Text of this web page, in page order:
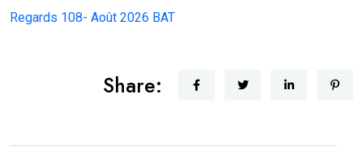
Regards 108- Août 2026 BAT
Share: